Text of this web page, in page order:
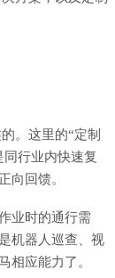
。这里的“定制
行业内快速复
向回馈。
业时的通行需
机器人巡查、视
相应能力了。